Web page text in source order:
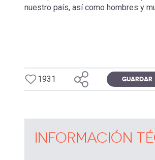
nuestro país, así como hombres y
1931 GUARDAR
INFORMACIÓN